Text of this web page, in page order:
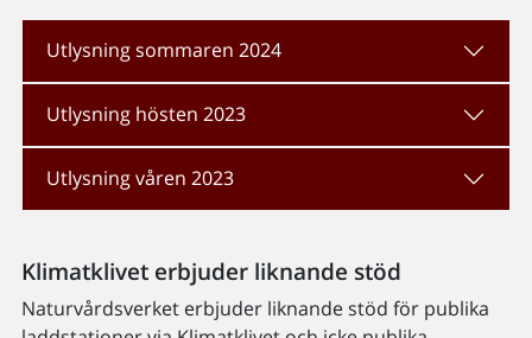
Utlysning sommaren 2024
Utlysning hösten 2023
Utlysning våren 2023
Klimatklivet erbjuder liknande stöd
Naturvårdsverket erbjuder liknande stöd för publika